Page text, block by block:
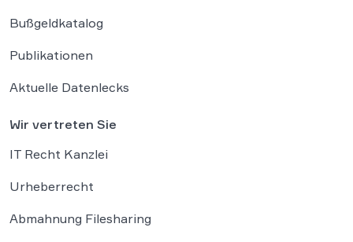
Bußgeldkatalog
Publikationen
Aktuelle Datenlecks
Wir vertreten Sie
IT Recht Kanzlei
Urheberrecht
Abmahnung Filesharing